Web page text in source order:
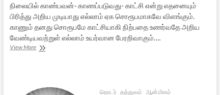
நிலையில் காண்பவன்- காணப்படுவது- காட்சி என்று எதனையும்
பிரித்து அறிய முடியாது எல்லாம் ஏக சொரூபமாகவே விளங்கும்.
காணும் தனது சொரூபமே காட்சியாகி நிற்பதை உணர்வதே அறிய
வேண்டியவற்றுள் எல்லாம் உயர்வான பேரறிவாகும்….
View Moreஆதி
21
தொடர் தத்துவம் ஆன்மிகம்